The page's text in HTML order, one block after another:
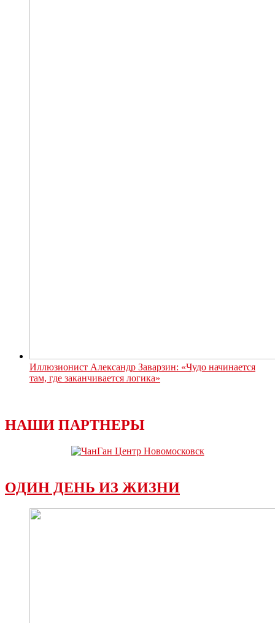
Иллюзионист Александр Заварзин: «Чудо начинается
там, где заканчивается логика»
НАШИ ПАРТНЕРЫ
ОДИН ДЕНЬ ИЗ ЖИЗНИ